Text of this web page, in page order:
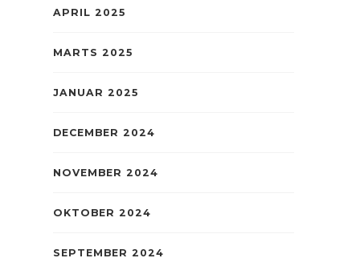
APRIL 2025
MARTS 2025
JANUAR 2025
DECEMBER 2024
NOVEMBER 2024
OKTOBER 2024
SEPTEMBER 2024